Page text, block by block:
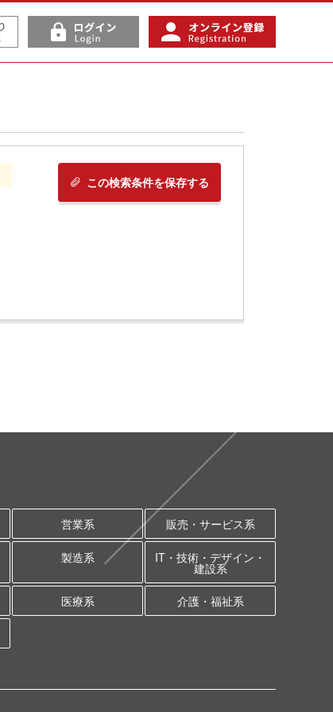
この検索条件を保存する
営業系 販売・サービス系
製造系 IT・技術・デザイン・
建設系
医療系 介護・福祉系